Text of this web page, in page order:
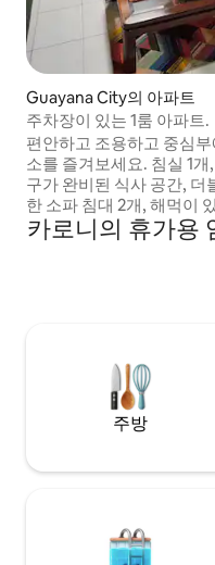
Guayana City의 아파트
주차장이 있는 1룸 아파트.
편안하고 조용하고 중심
소를 즐겨보세요. 침실 1
구가 완비된 식사 공간, 더
한 소파 침대 2개, 해먹이
다. 1층에 위치해 엘리베
르내리는 데 문제가 없습
크, TV, 금고가 있으며, 주
카로니의 휴가용
주방